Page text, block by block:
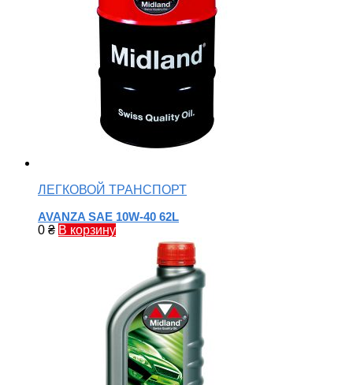
ЛЕГКОВОЙ ТРАНСПОРТ
AVANZA SAE 10W-40 62L
0 ₴ В корзину